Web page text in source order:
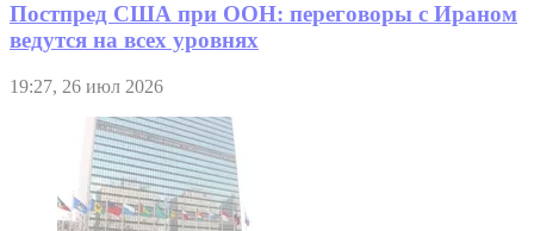
Постпред США при ООН: переговоры с Ираном
ведутся на всех уровнях
19:27, 26 июл 2026